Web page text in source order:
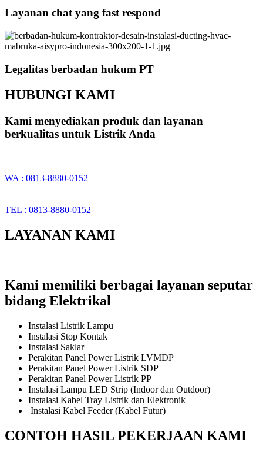
Layanan chat yang fast respond
Legalitas berbadan hukum PT
HUBUNGI KAMI
Kami menyediakan produk dan layanan
berkualitas untuk Listrik Anda
WA : 0813-8880-0152
TEL : 0813-8880-0152
LAYANAN KAMI
Kami memiliki berbagai layanan seputar
bidang Elektrikal
Instalasi Listrik Lampu
Instalasi Stop Kontak
Instalasi Saklar
Perakitan Panel Power Listrik LVMDP
Perakitan Panel Power Listrik SDP
Perakitan Panel Power Listrik PP
Instalasi Lampu LED Strip (Indoor dan Outdoor)
Instalasi Kabel Tray Listrik dan Elektronik
Instalasi Kabel Feeder (Kabel Futur)
CONTOH HASIL PEKERJAAN KAMI